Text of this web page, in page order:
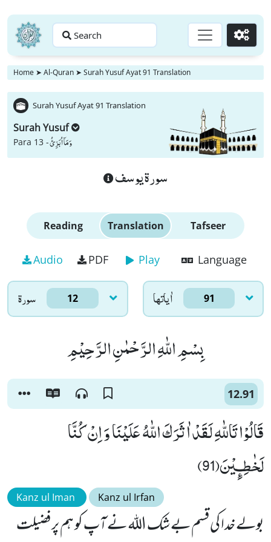
Search Go
Home ➤ Al-Quran ➤ Surah Yusuf Ayat 91 Translation
Surah Yusuf Ayat 91 Translation
Surah Yusuf
Para 13 -وَ مَاۤ اُبَرِّئُ
سورة يوسف
Reading Translation Tafseer
Audio PDF Play Language
سورۃ 12 اٰياتها 91
بِسْمِ اللّٰهِ الرَّحْمٰنِ الرَّحِیْمِ
12.91
قَالُوْا تَاللّٰهِ لَقَدْ اٰثَرَكَ اللّٰهُ عَلَیْنَا وَ اِنْ كُنَّا
لَخٰطِـٕیْنَ(91)
Kanz ul Iman Kanz ul Irfan
بولے خدا کی قسم بے شک اللہ نے آپ کو ہم پر فضیلت